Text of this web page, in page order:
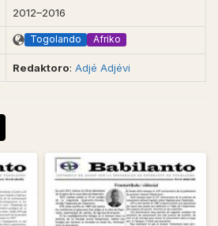
2012–2016
Togolando Afriko
Redaktoro: Adjé Adjévi